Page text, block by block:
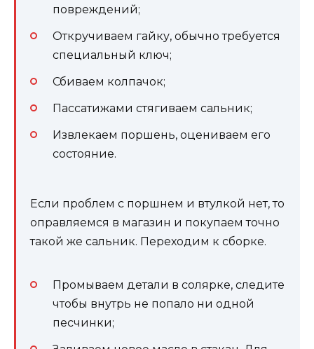
повреждений;
Откручиваем гайку, обычно требуется
специальный ключ;
Сбиваем колпачок;
Пассатижами стягиваем сальник;
Извлекаем поршень, оцениваем его
состояние.
Если проблем с поршнем и втулкой нет, то
оправляемся в магазин и покупаем точно
такой же сальник. Переходим к сборке.
Промываем детали в солярке, следите
чтобы внутрь не попало ни одной
песчинки;